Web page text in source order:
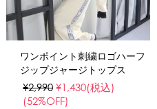
ワンポイント刺繍ロゴハーフ
ジップジャージトップス
¥2,990 ¥1,430(税込)
(52%OFF)